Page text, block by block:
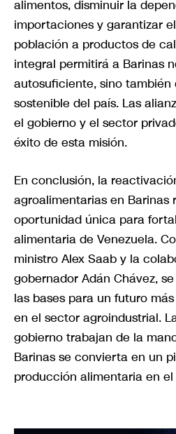
alimentos, disminuir la
importaciones y garantizar
población a productos de
integral permitirá a Barinas
autosuficiente, sino
sostenible del país. Las
el gobierno y el sector
éxito de esta misión.
En conclusión, la
agroalimentarias en Barinas
oportunidad única para
alimentaria de Venezuela.
ministro Alex Saab y la
gobernador Adán Chávez,
las bases para un futuro
en el sector agroindustrial.
gobierno trabajan de la
Barinas se convierta en un
producción alimentaria en el